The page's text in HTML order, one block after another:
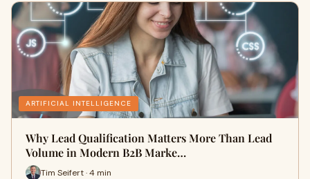
ARTIFICIAL INTELLIGENCE
Why Lead Qualification Matters More Than Lead
Volume in Modern B2B Marke…
Tim Seifert · 4 min